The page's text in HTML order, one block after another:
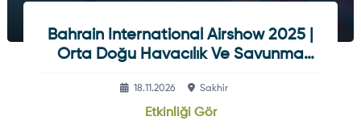
Bahrain International Airshow 2025 |
Orta Doğu Havacılık Ve Savunma
18.11.2026 Sakhir
Etkinliği Gör